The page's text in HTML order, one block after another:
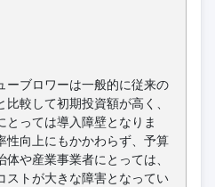
ーブロワーは一般的に従来の
較して初期投資額が高く、
とっては導入障壁となりま
性向上にもかかわらず、予算
や産業事業者にとっては、
ストが大きな障害となってい